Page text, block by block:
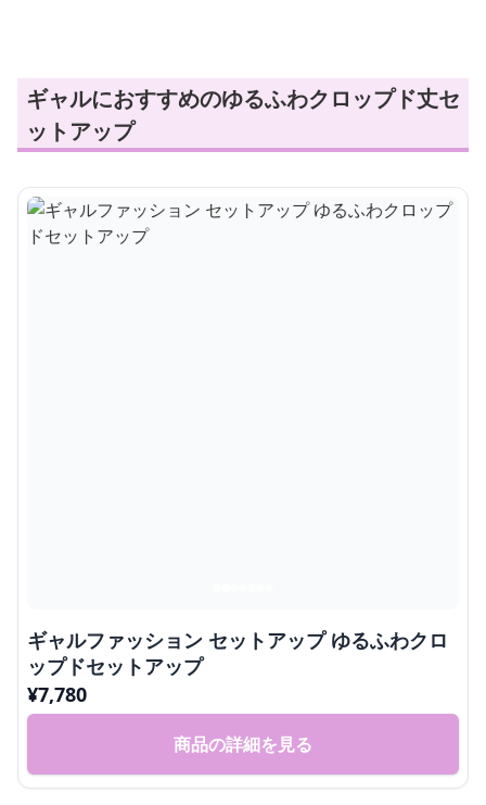
ギャルにおすすめのゆるふわクロップド丈セ
ットアップ
ギャルファッション セットアップ ゆるふわクロ
ップドセットアップ
¥7,780
商品の詳細を見る